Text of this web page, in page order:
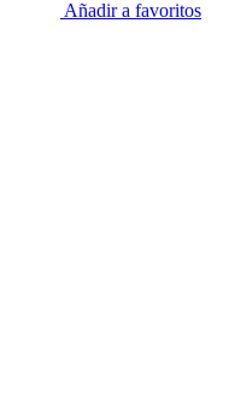
Añadir a favoritos